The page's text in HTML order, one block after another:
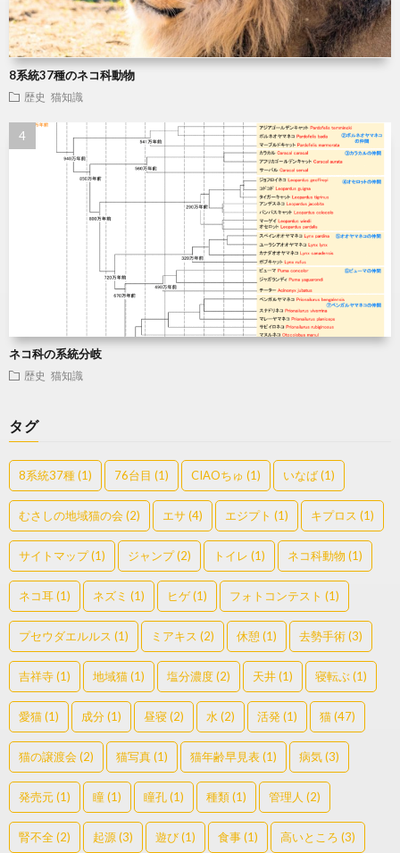
8系統37種のネコ科動物
歴史 猫知識
ネコ科の系統分岐
歴史 猫知識
タグ
8系統37種(1) 76台目 (1) CIAOちゅ (1) いなば(1)
むさしの地域猫の会 (2) エサ(4) エジプト (1) キプロス (1)
サイトマップ(1) ジャンプ(2) トイレ (1) ネコ科動物 (1)
ネコ耳(1) ネズミ (1) ヒゲ(1) フォトコンテスト (1)
プセウダエルルス (1) ミアキス (2) 休憩 (1) 去勢手術(3)
吉祥寺(1) 地域猫(1) 塩分濃度(2) 天井(1) 寝転ぶ(1)
愛猫(1) 成分(1) 昼寝(2) 水(2) 活発(1) 猫(47)
猫の譲渡会 (2) 猫写真(1) 猫年齢早見表(1) 病気(3)
発売元(1) 瞳(1) 瞳孔(1) 種類(1) 管理人 (2)
腎不全(2) 起源(3) 遊び(1) 食事(1) 高いところ (3)